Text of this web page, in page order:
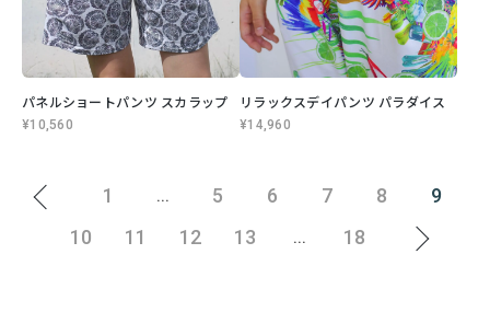
パネルショートパンツ スカラップ
¥10,560
リラックスデイパンツ パラダイス
¥14,960
1 ... 5 6 7 8
9
10
11 12 13 ... 18